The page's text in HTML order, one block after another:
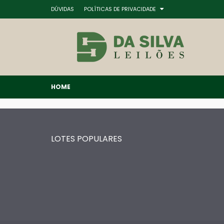
DÚVIDAS POLÍTICAS DE PRIVACIDADE
HOME
LOTES POPULARES